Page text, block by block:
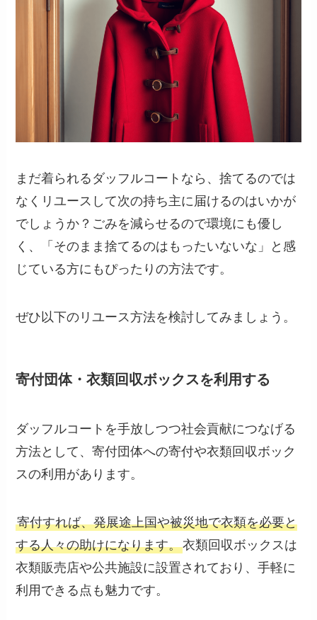
まだ着られるダッフルコートなら、捨てるのでは
なくリユースして次の持ち主に届けるのはいかが
でしょうか？ごみを減らせるので環境にも優し
く、「そのまま捨てるのはもったいないな」と感
じている方にもぴったりの方法です。
ぜひ以下のリユース方法を検討してみましょう。
寄付団体・衣類回収ボックスを利用する
ダッフルコートを手放しつつ社会貢献につなげる
方法として、寄付団体への寄付や衣類回収ボック
スの利用があります。
寄付すれば、発展途上国や被災地で衣類を必要と
する人々の助けになります。衣類回収ボックスは
衣類販売店や公共施設に設置されており、手軽に
利用できる点も魅力です。